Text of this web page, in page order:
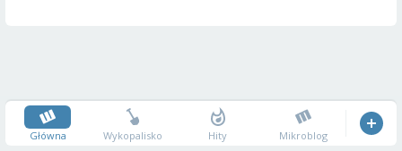
Główna Wykopalisko Hity Mikroblog